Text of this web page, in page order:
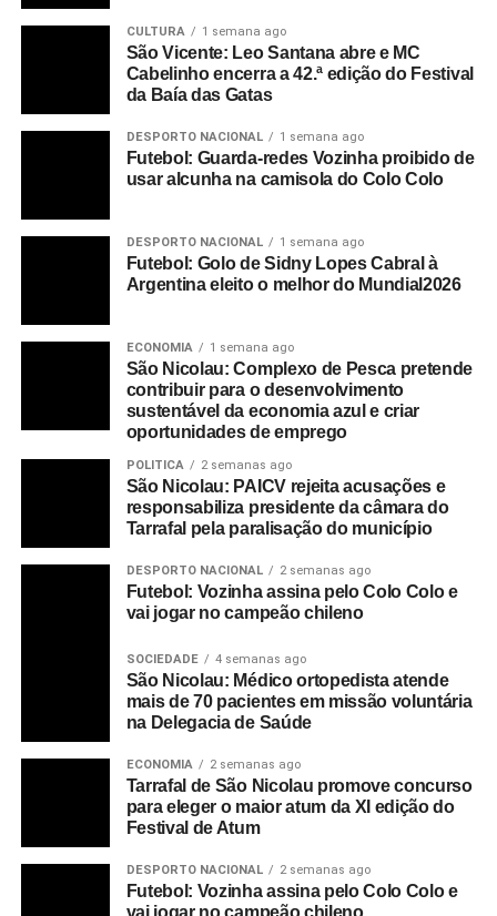
CULTURA 1 semana ago
São Vicente: Leo Santana abre e MC
Cabelinho encerra a 42.ª edição do Festival
da Baía das Gatas
DESPORTO NACIONAL 1 semana ago
Futebol: Guarda-redes Vozinha proibido de
usar alcunha na camisola do Colo Colo
DESPORTO NACIONAL 1 semana ago
Futebol: Golo de Sidny Lopes Cabral à
Argentina eleito o melhor do Mundial2026
ECONOMIA 1 semana ago
São Nicolau: Complexo de Pesca pretende
contribuir para o desenvolvimento
sustentável da economia azul e criar
oportunidades de emprego
POLITICA 2 semanas ago
São Nicolau: PAICV rejeita acusações e
responsabiliza presidente da câmara do
Tarrafal pela paralisação do município
DESPORTO NACIONAL 2 semanas ago
Futebol: Vozinha assina pelo Colo Colo e
vai jogar no campeão chileno
SOCIEDADE 4 semanas ago
São Nicolau: Médico ortopedista atende
mais de 70 pacientes em missão voluntária
na Delegacia de Saúde
ECONOMIA 2 semanas ago
Tarrafal de São Nicolau promove concurso
para eleger o maior atum da XI edição do
Festival de Atum
DESPORTO NACIONAL 2 semanas ago
Futebol: Vozinha assina pelo Colo Colo e
vai jogar no campeão chileno